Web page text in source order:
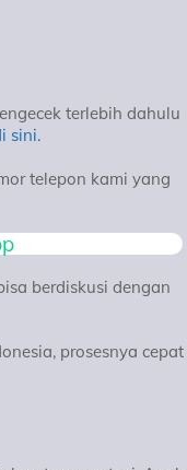
terlebih dahulu
sini.
telepon kami yang
berdiskusi dengan
prosesnya cepat